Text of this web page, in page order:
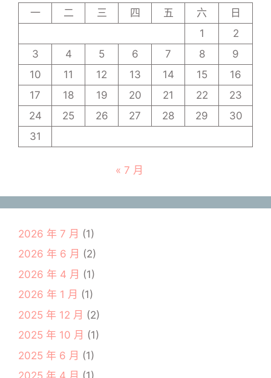
一
二 三 四 五 六
日
1
2
3
4 5 6 7 8
9
10
11 12 13 14 15
16
17
18 19 20 21 22
23
24
25 26 27 28 29
30
31
« 7 月
2026 年 7 月 (1)
2026 年 6 月 (2)
2026 年 4 月 (1)
2026 年 1 月 (1)
2025 年 12 月 (2)
2025 年 10 月 (1)
2025 年 6 月 (1)